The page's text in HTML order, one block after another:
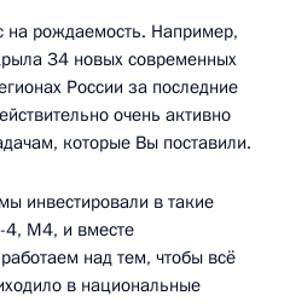
на рождаемость. Например,
34 новых современных
России за последние
очень активно
которые Вы поставили.
инвестировали в такие
М4, и вместе
над тем, чтобы всё
в национальные